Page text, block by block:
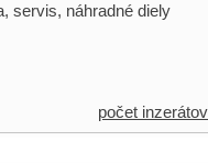
servis, náhradné diely
počet